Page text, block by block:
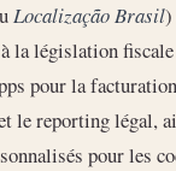
Localização Brasil)
la législation
pour la
le reporting légal,
pour les